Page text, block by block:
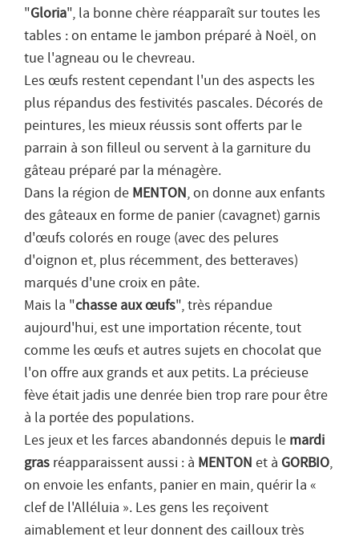
"Gloria", la bonne chère réapparaît sur toutes les
tables : on entame le jambon préparé à Noël, on
tue l'agneau ou le chevreau.
Les œufs restent cependant l'un des aspects les
plus répandus des festivités pascales. Décorés de
peintures, les mieux réussis sont offerts par le
parrain à son filleul ou servent à la garniture du
gâteau préparé par la ménagère.
Dans la région de MENTON, on donne aux enfants
des gâteaux en forme de panier (cavagnet) garnis
d'œufs colorés en rouge (avec des pelures
d'oignon et, plus récemment, des betteraves)
marqués d'une croix en pâte.
Mais la "chasse aux œufs", très répandue
aujourd'hui, est une importation récente, tout
comme les œufs et autres sujets en chocolat que
l'on offre aux grands et aux petits. La précieuse
fève était jadis une denrée bien trop rare pour être
à la portée des populations.
Les jeux et les farces abandonnés depuis le mardi
gras réapparaissent aussi : à MENTON et à GORBIO,
on envoie les enfants, panier en main, quérir la «
clef de l'Alléluia ». Les gens les reçoivent
aimablement et leur donnent des cailloux très